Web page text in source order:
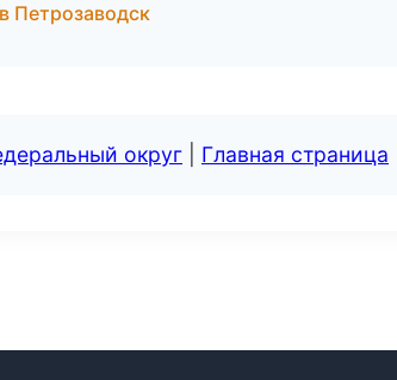
Петрозаводск
округ Главная страница